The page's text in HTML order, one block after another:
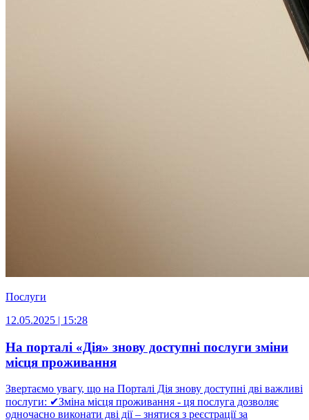
Послуги
12.05.2025 | 15:28
На порталі «Дія» знову доступні послуги зміни
місця проживання
Звертаємо увагу, що на Порталі Дія знову доступні дві важливі
послуги: ✔Зміна місця проживання - ця послуга дозволяє
одночасно виконати дві дії – знятися з реєстрації за